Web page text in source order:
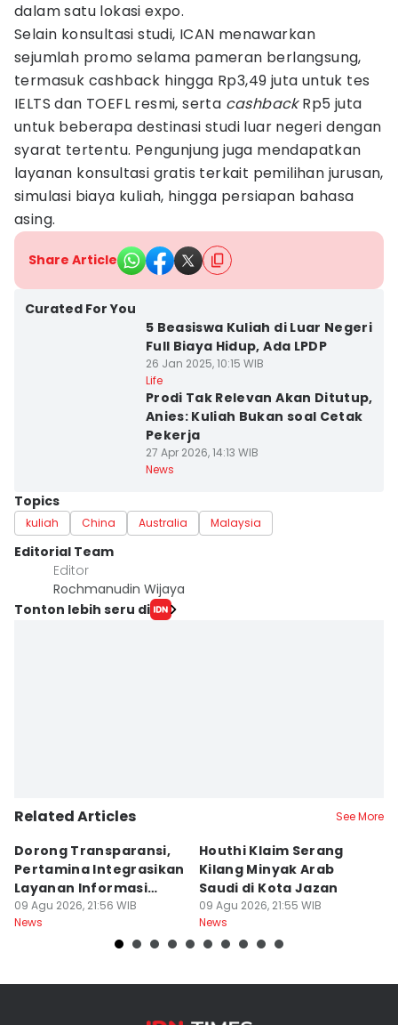
dalam satu lokasi expo.
Selain konsultasi studi, ICAN menawarkan
sejumlah promo selama pameran berlangsung,
termasuk cashback hingga Rp3,49 juta untuk tes
IELTS dan TOEFL resmi, serta cashbackRp5 juta
untuk beberapa destinasi studi luar negeri dengan
syarat tertentu. Pengunjung juga mendapatkan
layanan konsultasi gratis terkait pemilihan jurusan,
simulasi biaya kuliah, hingga persiapan bahasa
asing.
Share Article
Curated For You
5 Beasiswa Kuliah di Luar Negeri
Full Biaya Hidup, Ada LPDP
26 Jan 2025, 10:15 WIB
Life
Prodi Tak Relevan Akan Ditutup,
Anies: Kuliah Bukan soal Cetak
Pekerja
27 Apr 2026, 14:13 WIB
News
Topics
kuliah China Australia Malaysia
Editorial Team
Editor
Rochmanudin Wijaya
Tonton lebih seru di
Related Articles See More
Dorong Transparansi,
Pertamina Integrasikan
Layanan Informasi
Publik
09 Agu 2026, 21:56 WIB
News
Houthi Klaim Serang
Kilang Minyak Arab
Saudi di Kota Jazan
09 Agu 2026, 21:55 WIB
News